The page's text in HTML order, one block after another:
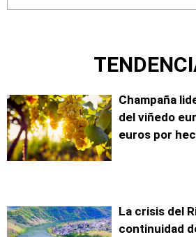
Champaña
del viñedo
euros por
La crisis del
continuidad